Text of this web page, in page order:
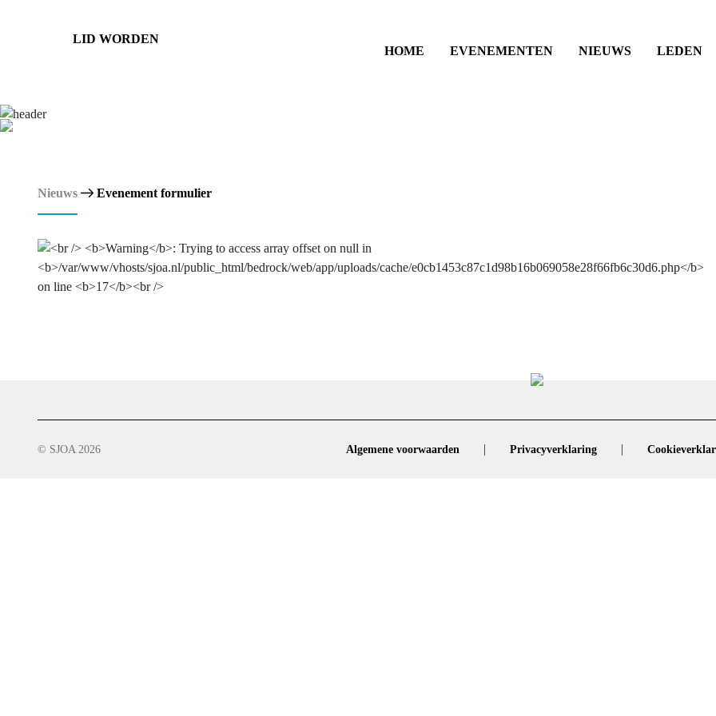
LID WORDEN
HOME
EVENEMENTEN NIEUWS LEDEN
Nieuws Evenement formulier
© SJOA 2026 Algemene voorwaarden | Privacyverklaring |